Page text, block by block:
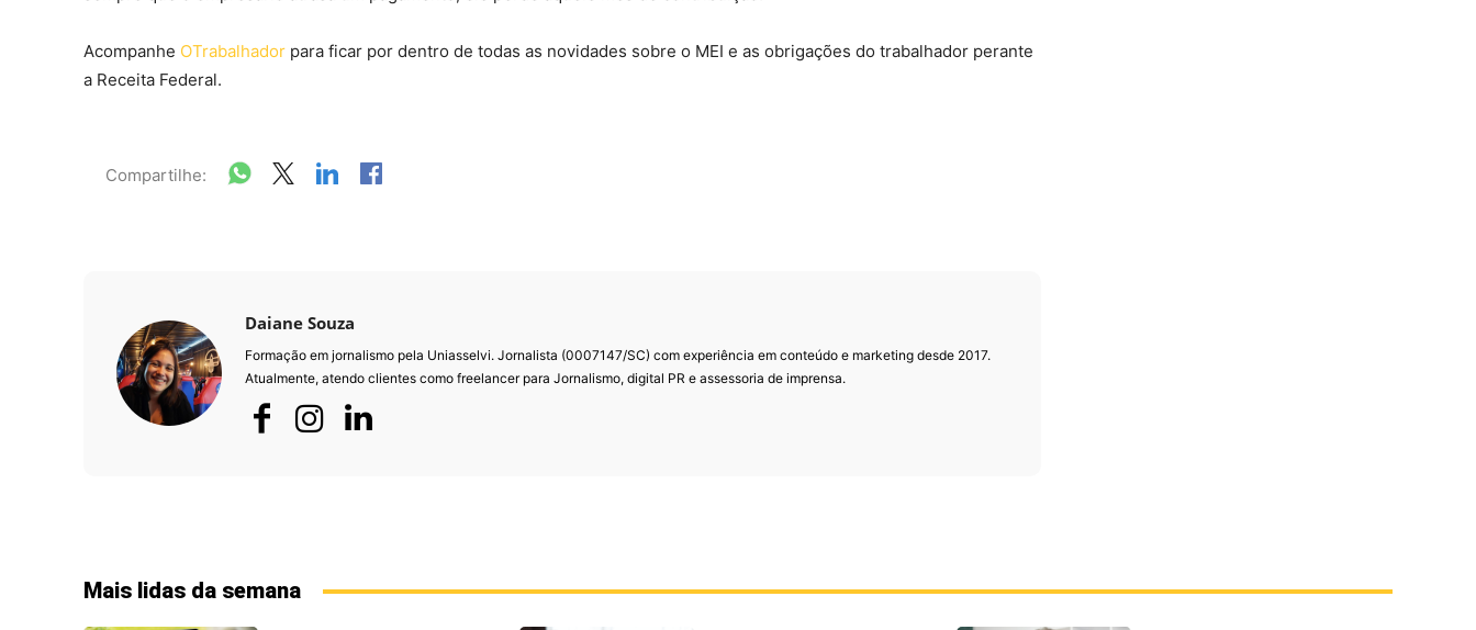
Acompanhe OTrabalhador para ficar por dentro de todas as novidades sobre o MEI e as obrigações do trabalhador perante
a Receita Federal.
Compartilhe:
Daiane Souza
Formação em jornalismo pela Uniasselvi. Jornalista (0007147/SC) com experiência em conteúdo e marketing desde 2017.
Atualmente, atendo clientes como freelancer para Jornalismo, digital PR e assessoria de imprensa.
Mais lidas da semana